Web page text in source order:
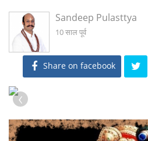
Sandeep Pulasttya
10 साल पूर्व
Share on facebook
‹